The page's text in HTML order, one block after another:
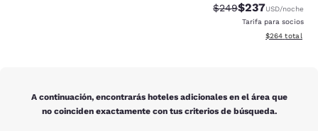
Precio tachado:
$249Precio con
$237USD/noche
Tarifa para socios
Ver detalles
$264 total
A continuación, encontrarás hoteles adicionales en el área que
no coinciden exactamente con tus criterios de búsqueda.